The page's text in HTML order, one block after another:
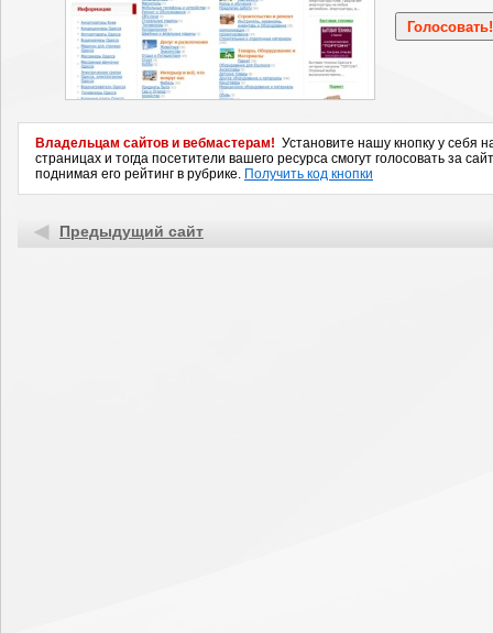
Владельцам сайтов и вебмастерам! Установите нашу кнопку у себя
страницах и тогда посетители вашего ресурса смогут голосовать за
поднимая его рейтинг в рубрике. Получить код кнопки
Предыдущий сайт